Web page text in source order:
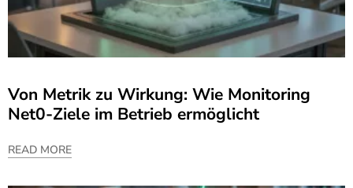
Von Metrik zu Wirkung: Wie Monitoring
Net0-Ziele im Betrieb ermöglicht
READ MORE